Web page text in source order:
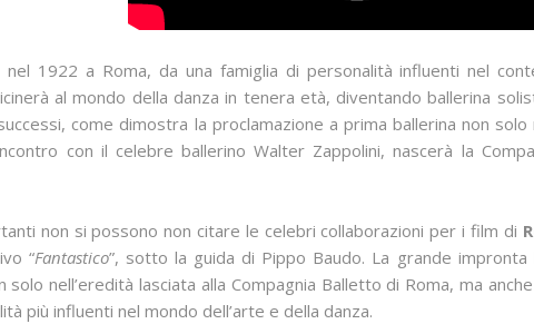
nel 1922 a Roma, da una famiglia di personalità influenti nel
al mondo della danza in tenera età, diventando ballerina
come dimostra la proclamazione a prima ballerina non
con il celebre ballerino Walter Zappolini, nascerà la
non si possono non citare le celebri collaborazioni per i film di
“Fantastico”, sotto la guida di Pippo Baudo. La grande
solo nell’eredità lasciata alla Compagnia Balletto di Roma, ma
più influenti nel mondo dell’arte e della danza.